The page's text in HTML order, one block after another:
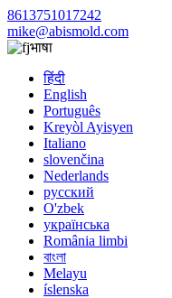
8613751017242
mike@abismold.com
भाषा
हिंदी
English
Português
Kreyòl Ayisyen
Italiano
slovenčina
Nederlands
русский
O'zbek
українська
România limbi
বাংলা
Melayu
íslenska